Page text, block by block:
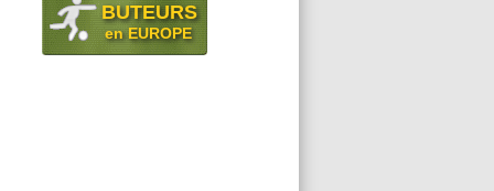
BUTEURS
en EUROPE